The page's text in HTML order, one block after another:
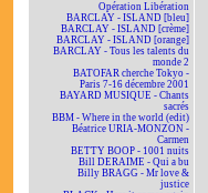
Opération Libération
BARCLAY - ISLAND [bleu]
BARCLAY - ISLAND [crème]
BARCLAY - ISLAND [orange]
BARCLAY - Tous les talents du
monde 2
BATOFAR cherche Tokyo -
Paris 7-16 décembre 2001
BAYARD MUSIQUE - Chants
sacrés
BBM - Where in the world (edit)
Béatrice URIA-MONZON -
Carmen
BETTY BOOP - 1001 nuits
Bill DERAIME - Qui a bu
Billy BRAGG - Mr love &
justice